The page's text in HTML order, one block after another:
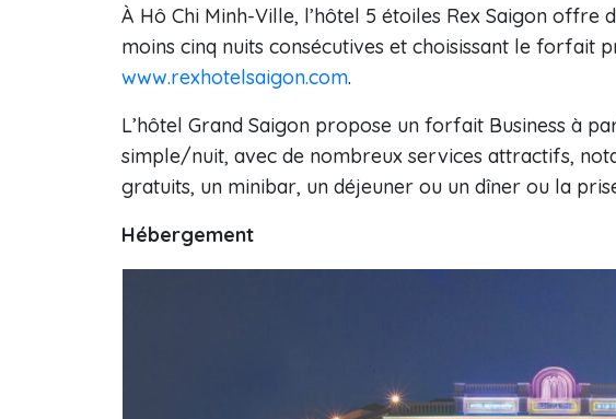
À Hô Chi Minh-Ville, l’hôtel 5 étoiles Rex Saigon offre
moins cinq nuits consécutives et choisissant le forfait
www.rexhotelsaigon.com.
L’hôtel Grand Saigon propose un forfait Business à
simple/nuit, avec de nombreux services attractifs,
gratuits, un minibar, un déjeuner ou un dîner ou la
Hébergement